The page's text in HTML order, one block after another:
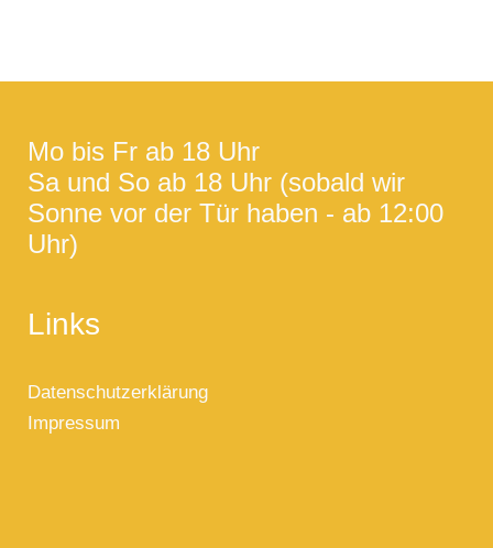
Mo bis Fr ab 18 Uhr
Sa und So ab 18 Uhr (sobald wir
Sonne vor der Tür haben - ab 12:00
Uhr)
Links
Datenschutzerklärung
Impressum